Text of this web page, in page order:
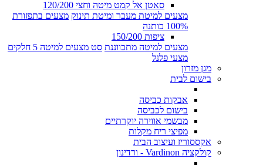
סאטן אל קמט מיטה וחצי 120/200
מצעים למיטת מעבר ומיטת תינוק מצעים בתפזורת
100% כותנה
ציפות 150/200
מצעים למיטה מתכווננת סט מצעים למיטה 5 חלקים
מצעי פלנל
מגן מזרון
בישום לבית
אבקות כביסה
בישום לכביסה
מבשמי אווירה יוקרתיים
מפיצי ריח מקלות
אקססוריז ועיצוב הבית
קולקציה Vardinon - ורדינון